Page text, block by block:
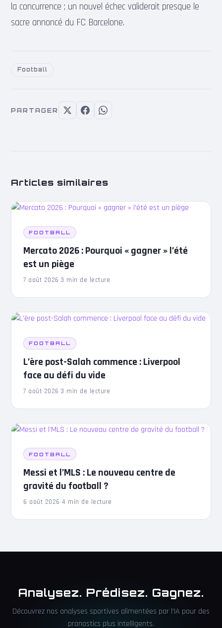
la concurrence ; un nouvel échec validerait presque le
sacre annoncé du FC Barcelone.
Football
PARTAGER
Articles similaires
FOOTBALL
Mercato 2026 : Pourquoi « gagner » l’été
est un piège
7 août 2026·3 min de lecture
FOOTBALL
L’ère post-Salah commence : Liverpool
face au défi du vide
7 août 2026·3 min de lecture
FOOTBALL
Messi et l’MLS : Le nouveau centre de
gravité du football ?
6 août 2026·4 min de lecture
Analysez. Prédisez. Gagnez.
Découvrez nos analyses sportives alimentées par l'IA pour des
pronostics plus intelligents.